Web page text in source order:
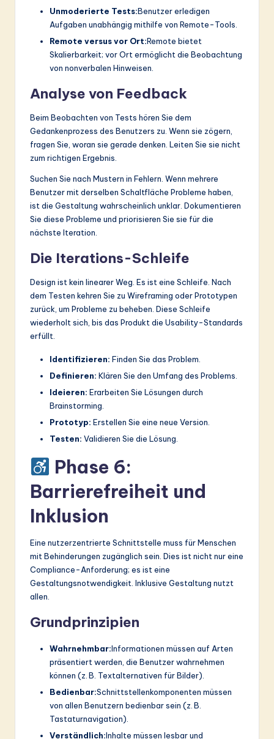
Unmoderierte Tests:Benutzer erledigen
Aufgaben unabhängig mithilfe von Remote-Tools.
Remote versus vor Ort:Remote bietet
Skalierbarkeit; vor Ort ermöglicht die Beobachtung
von nonverbalen Hinweisen.
Analyse von Feedback
Beim Beobachten von Tests hören Sie dem
Gedankenprozess des Benutzers zu. Wenn sie zögern,
fragen Sie, woran sie gerade denken. Leiten Sie sie nicht
zum richtigen Ergebnis.
Suchen Sie nach Mustern in Fehlern. Wenn mehrere
Benutzer mit derselben Schaltfläche Probleme haben,
ist die Gestaltung wahrscheinlich unklar. Dokumentieren
Sie diese Probleme und priorisieren Sie sie für die
nächste Iteration.
Die Iterations-Schleife
Design ist kein linearer Weg. Es ist eine Schleife. Nach
dem Testen kehren Sie zu Wireframing oder Prototypen
zurück, um Probleme zu beheben. Diese Schleife
wiederholt sich, bis das Produkt die Usability-Standards
erfüllt.
Identifizieren: Finden Sie das Problem.
Definieren: Klären Sie den Umfang des Problems.
Ideieren: Erarbeiten Sie Lösungen durch
Brainstorming.
Prototyp: Erstellen Sie eine neue Version.
Testen: Validieren Sie die Lösung.
Phase 6:
Barrierefreiheit und
Inklusion
Eine nutzerzentrierte Schnittstelle muss für Menschen
mit Behinderungen zugänglich sein. Dies ist nicht nur eine
Compliance-Anforderung; es ist eine
Gestaltungsnotwendigkeit. Inklusive Gestaltung nutzt
allen.
Grundprinzipien
Wahrnehmbar:Informationen müssen auf Arten
präsentiert werden, die Benutzer wahrnehmen
können (z. B. Textalternativen für Bilder).
Bedienbar:Schnittstellenkomponenten müssen
von allen Benutzern bedienbar sein (z. B.
Tastaturnavigation).
Verständlich:Inhalte müssen lesbar und